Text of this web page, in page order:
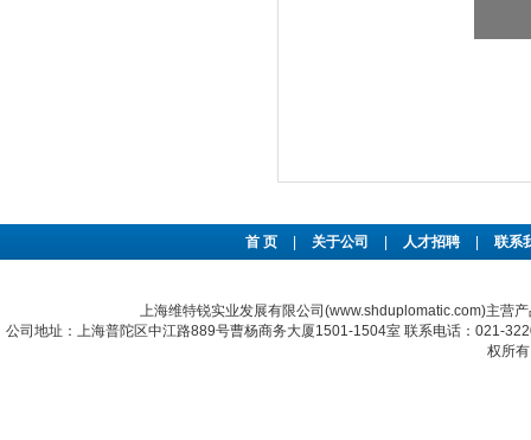
首 页 关于公司 人才招聘 联系
上海维特锐实业发展有限公司(www.shduplomatic.com)主营
公司地址：上海普陀区中江路889号曹杨商务大厦1501-1504室 联系电话：021-
权所